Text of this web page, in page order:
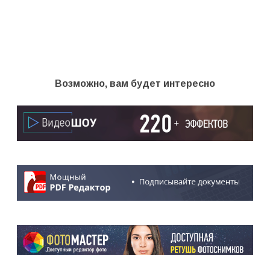
Возможно, вам будет интересно